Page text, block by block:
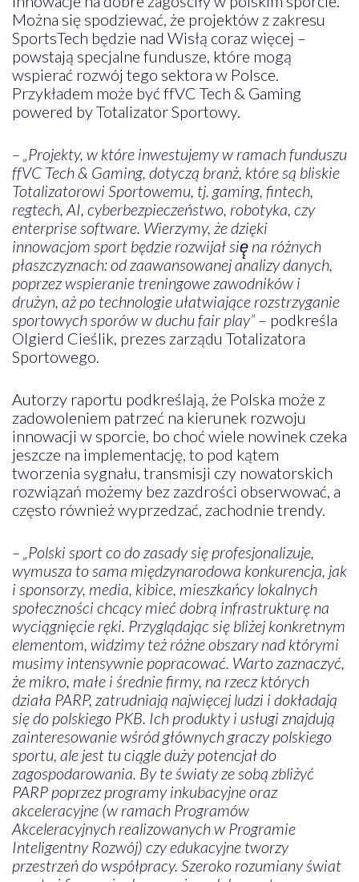
Można się spodziewać, że projektów z zakresu
SportsTech będzie nad Wisłą coraz więcej –
powstają specjalne fundusze, które mogą
wspierać rozwój tego sektora w Polsce.
Przykładem może być ffVC Tech & Gaming
powered by Totalizator Sportowy.
– „Projekty, w które inwestujemy w ramach funduszu
ffVC Tech & Gaming, dotyczą branż, które są bliskie
Totalizatorowi Sportowemu, tj. gaming, fintech,
regtech, AI, cyberbezpieczeństwo, robotyka, czy
enterprise software. Wierzymy, że dzięki
innowacjom sport będzie rozwijał się̨ na różnych
płaszczyznach: od zaawansowanej analizy danych,
poprzez wspieranie treningowe zawodników i
drużyn, aż po technologie ułatwiające rozstrzyganie
sportowych sporów w duchu fair play”– podkreśla
Olgierd Cieślik, prezes zarządu Totalizatora
Sportowego.
Autorzy raportu podkreślają, że Polska może z
zadowoleniem patrzeć na kierunek rozwoju
innowacji w sporcie, bo choć wiele nowinek czeka
jeszcze na implementację, to pod kątem
tworzenia sygnału, transmisji czy nowatorskich
rozwiązań możemy bez zazdrości obserwować, a
często również wyprzedzać, zachodnie trendy.
– „Polski sport co do zasady się profesjonalizuje,
wymusza to sama międzynarodowa konkurencja, jak
i sponsorzy, media, kibice, mieszkańcy lokalnych
społeczności chcący mieć dobrą infrastrukturę na
wyciągnięcie ręki. Przyglądając się bliżej konkretnym
elementom, widzimy też różne obszary nad którymi
musimy intensywnie popracować. Warto zaznaczyć,
że mikro, małe i średnie firmy, na rzecz których
działa PARP, zatrudniają najwięcej ludzi i dokładają
się do polskiego PKB. Ich produkty i usługi znajdują
zainteresowanie wśród głównych graczy polskiego
sportu, ale jest tu ciągle duży potencjał do
zagospodarowania. By te światy ze sobą zbliżyć
PARP poprzez programy inkubacyjne oraz
akceleracyjne (w ramach Programów
Akceleracyjnych realizowanych w Programie
Inteligentny Rozwój) czy edukacyjne tworzy
przestrzeń do współpracy. Szeroko rozumiany świat